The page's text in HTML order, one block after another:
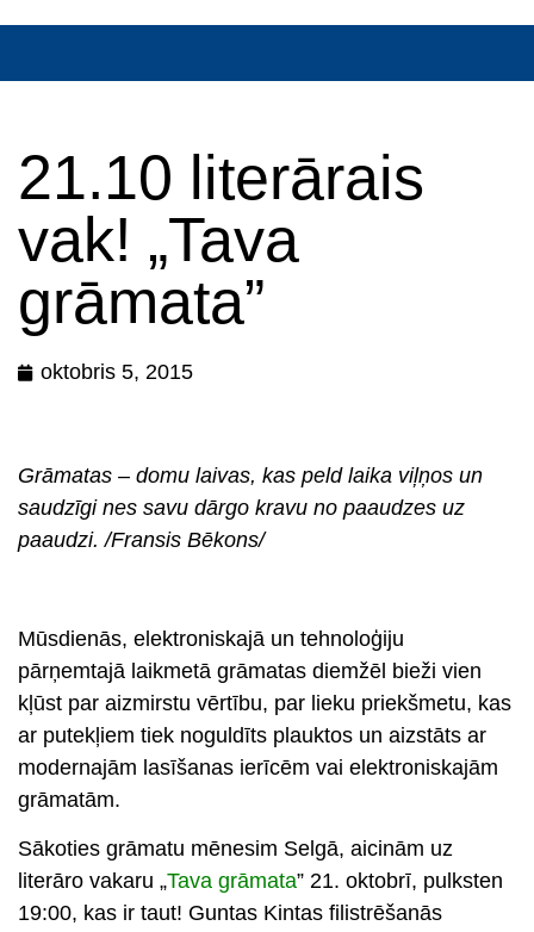
21.10 literārais
vak! „Tava
grāmata”
oktobris 5, 2015
Grāmatas – domu laivas, kas peld laika viļņos un
saudzīgi nes savu dārgo kravu no paaudzes uz
paaudzi. /Fransis Bēkons/
Mūsdienās, elektroniskajā un tehnoloģiju
pārņemtajā laikmetā grāmatas diemžēl bieži vien
kļūst par aizmirstu vērtību, par lieku priekšmetu, kas
ar putekļiem tiek noguldīts plauktos un aizstāts ar
modernajām lasīšanas ierīcēm vai elektroniskajām
grāmatām.
Sākoties grāmatu mēnesim Selgā, aicinām uz
literāro vakaru „Tava grāmata” 21. oktobrī, pulksten
19:00, kas ir taut! Guntas Kintas filistrēšanās